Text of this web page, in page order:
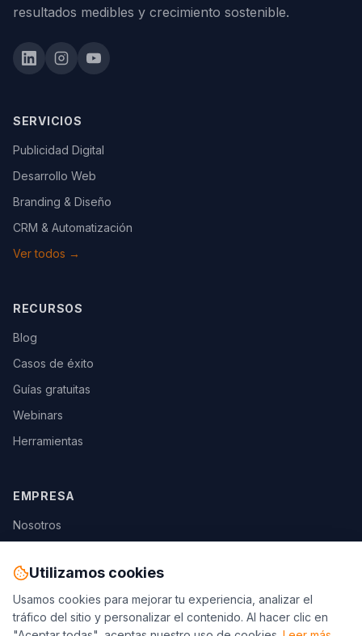
resultados medibles y crecimiento sostenible.
LinkedInInstagramYouTube
SERVICIOS
Publicidad Digital
Desarrollo Web
Branding & Diseño
CRM & Automatización
Ver todos →
RECURSOS
Blog
Casos de éxito
Guías gratuitas
Webinars
Herramientas
EMPRESA
Nosotros
Carreras
Contacto
Privacidad
Utilizamos cookies
Usamos cookies para mejorar tu experiencia, analizar el
tráfico del sitio y personalizar el contenido. Al hacer clic en